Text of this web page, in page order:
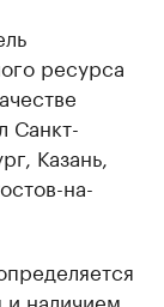
ресурса
Санкт-
Казань,
на-
и наличием